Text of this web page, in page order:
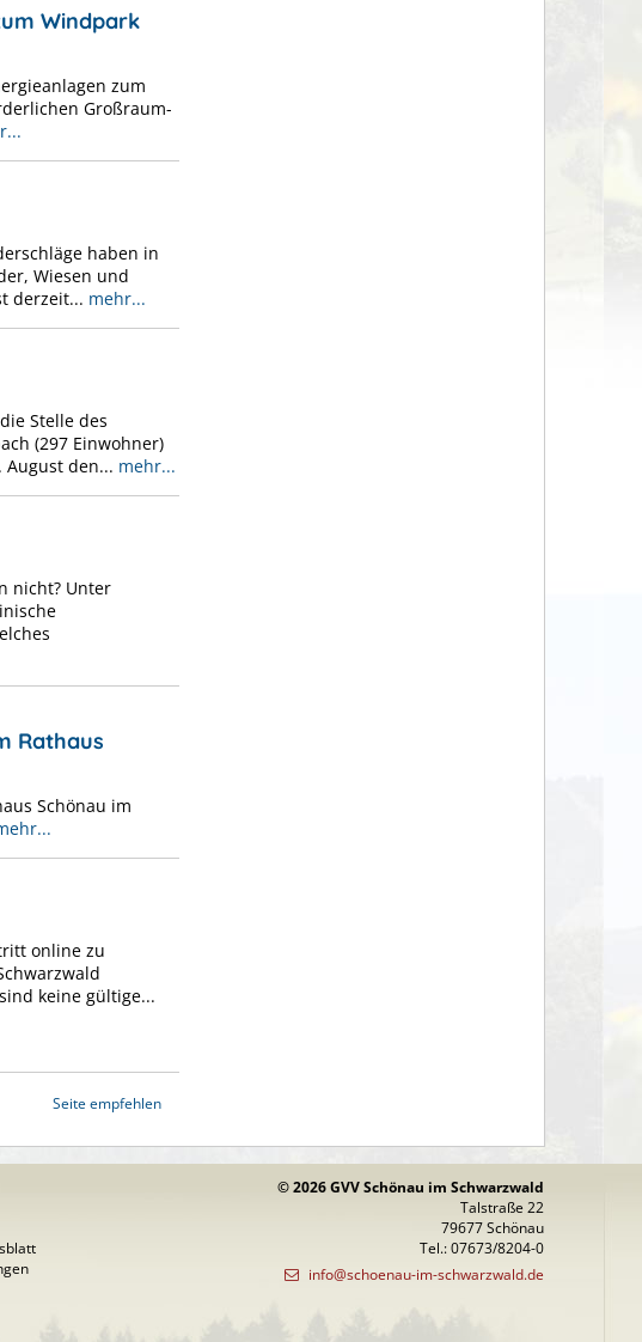
Windpark
zum
Großraum-
haben in
Wiesen und
derzeit... mehr...
Stelle des
(297 Einwohner)
August den... mehr...
nicht? Unter
Rathaus
Schönau im
online zu
keine gültige...
Seite empfehlen
© 2026 GVV Schönau im Schwarzwald
Talstraße 22
79677 Schönau
Tel.: 07673/8204-0
info@schoenau-im-schwarzwald.de